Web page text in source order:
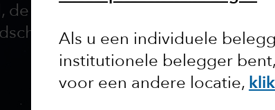
Als u een individuele
institutionele belegger bent,
voor een andere locatie,
de Amerikaanse staatsschuld en
veranderen.